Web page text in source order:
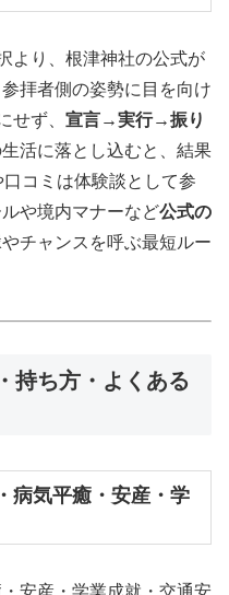
より、根津神社の公式が
拝者側の姿勢に目を向け
せず、 宣言→実行→振り
活に落とし込むと、結果
コミは体験談として参
や境内マナーなど公式の
チャンスを呼ぶ最短ルー
持ち方・よくある
病気平癒・安産・学
安産・学業成就・交通安